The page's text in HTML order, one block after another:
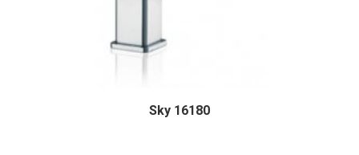
Sky 16180